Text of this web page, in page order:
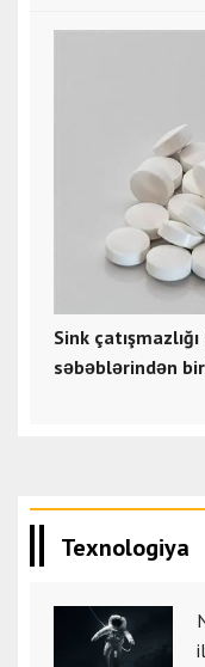
Sink
səbəblərindən
Texnologiya